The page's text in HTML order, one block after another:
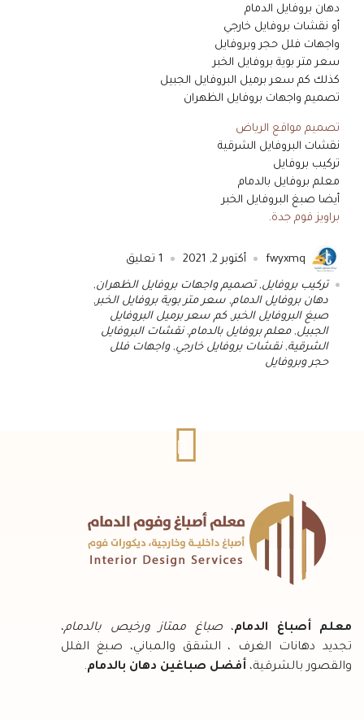
دهان بروفايل الدمام
أو نقشات بروفايل خارجي
واجهات فلل حجر وبروفايل
سعر متر بوية بروفايل الخبر
كذلك كم سعر برميل البروفايل الجبيل
تصميم واجهات بروفايل الظهران
تصميم مواقع الرياض
نقشات البروفايل الشرقية
تركيب بروفايل
معلم بروفايل بالدمام
أيضا صبغ البروفايل الخبر
براويز فوم جدة.
fwyxmq أكتوبر 2, 2021 1 تعليق
تركيب بروفايل,تصميم واجهات بروفايل الظهران,
دهان بروفايل الدمام, سعر متر بوية بروفايل الخبر ,
صبغ البروفايل الخبر , كم سعر برميل البروفايل
الجبيل,معلم بروفايل بالدمام,نقشات البروفايل
الشرقية,نقشات بروفايل خارجي,واجهات فلل
حجر وبروفايل
معلم أصباغ الدمام، صباغ ممتاز ورخيص بالدمام،
تجديد دهانات الغرف ، الشقق والمباني، صبغ الفلل
والقصور بالشرقية، أفضل صباغين دهان بالدمام.